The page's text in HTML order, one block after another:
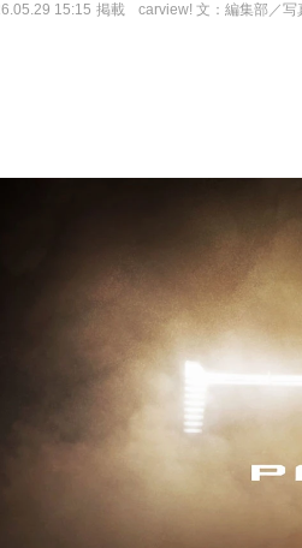
15:15 掲載 carview! 文：編集部／写